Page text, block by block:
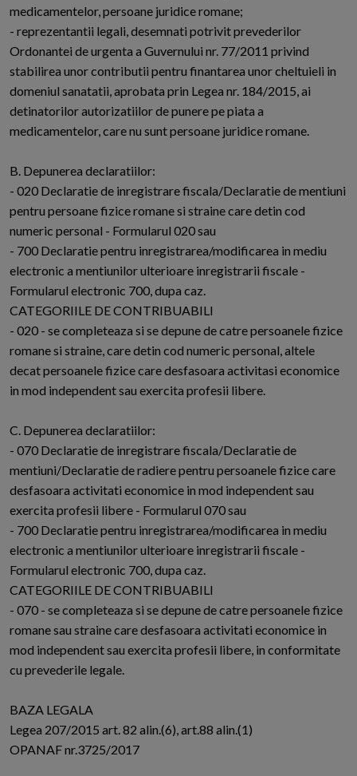
medicamentelor, persoane juridice romane;
- reprezentantii legali, desemnati potrivit prevederilor
Ordonantei de urgenta a Guvernului nr. 77/2011 privind
stabilirea unor contributii pentru finantarea unor cheltuieli in
domeniul sanatatii, aprobata prin Legea nr. 184/2015, ai
detinatorilor autorizatiilor de punere pe piata a
medicamentelor, care nu sunt persoane juridice romane.
B. Depunerea declaratiilor:
- 020 Declaratie de inregistrare fiscala/Declaratie de mentiuni
pentru persoane fizice romane si straine care detin cod
numeric personal - Formularul 020 sau
- 700 Declaratie pentru inregistrarea/modificarea in mediu
electronic a mentiunilor ulterioare inregistrarii fiscale -
Formularul electronic 700, dupa caz.
CATEGORIILE DE CONTRIBUABILI
- 020 - se completeaza si se depune de catre persoanele fizice
romane si straine, care detin cod numeric personal, altele
decat persoanele fizice care desfasoara activitasi economice
in mod independent sau exercita profesii libere.
C. Depunerea declaratiilor:
- 070 Declaratie de inregistrare fiscala/Declaratie de
mentiuni/Declaratie de radiere pentru persoanele fizice care
desfasoara activitati economice in mod independent sau
exercita profesii libere - Formularul 070 sau
- 700 Declaratie pentru inregistrarea/modificarea in mediu
electronic a mentiunilor ulterioare inregistrarii fiscale -
Formularul electronic 700, dupa caz.
CATEGORIILE DE CONTRIBUABILI
- 070 - se completeaza si se depune de catre persoanele fizice
romane sau straine care desfasoara activitati economice in
mod independent sau exercita profesii libere, in conformitate
cu prevederile legale.
BAZA LEGALA
Legea 207/2015 art. 82 alin.(6), art.88 alin.(1)
OPANAF nr.3725/2017